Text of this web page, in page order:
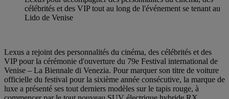
célébrités et des VIP tout au long de l'événement se tenant au
Lido de Venise
Lexus a rejoint des personnalités du cinéma, des célébrités et des
VIP pour la cérémonie d'ouverture du 79e Festival international de
Venise – La Biennale di Venezia. Pour marquer son titre de voiture
officielle du festival pour la sixième année consécutive, la marque de
luxe a présenté ses tout derniers modèles sur le tapis rouge, à